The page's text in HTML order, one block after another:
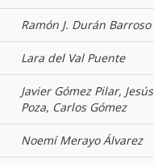
Ramón J. Durán Barroso
Lara del Val Puente
Javier Gómez Pilar, Jesús
Poza, Carlos Gómez
Noemí Merayo Álvarez